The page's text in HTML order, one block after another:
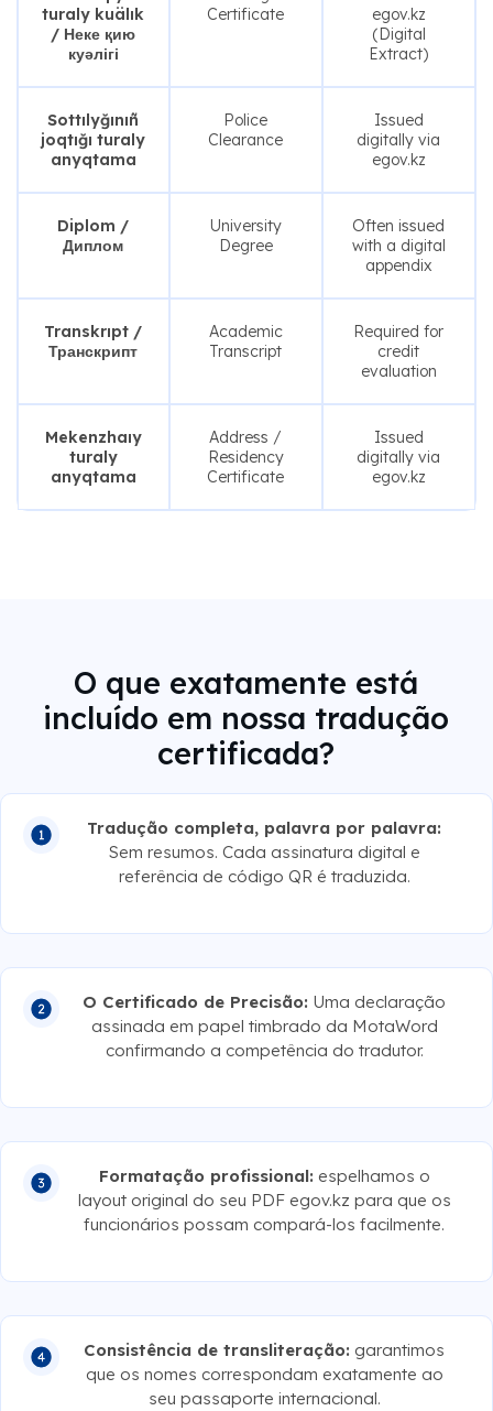
turaly kuälık
/ Неке қию
куәлігі
Certificate
egov.kz
(Digital
Extract)
Sottılyğınıñ
joqtığı turaly
anyqtama
Police
Clearance
Issued
digitally via
egov.kz
Diplom /
Диплом
University
Degree
Often issued
with a digital
appendix
Transkrıpt /
Транскрипт
Academic
Transcript
Required for
credit
evaluation
Mekenzhaıy
turaly
anyqtama
Address /
Residency
Certificate
Issued
digitally via
egov.kz
O que exatamente está
incluído em nossa tradução
certificada?
Tradução completa, palavra por palavra:
Sem resumos. Cada assinatura digital e
referência de código QR é traduzida.
O Certificado de Precisão: Uma declaração
assinada em papel timbrado da MotaWord
confirmando a competência do tradutor.
Formatação profissional: espelhamos o
layout original do seu PDF egov.kz para que os
funcionários possam compará-los facilmente.
Consistência de transliteração: garantimos
que os nomes correspondam exatamente ao
seu passaporte internacional.